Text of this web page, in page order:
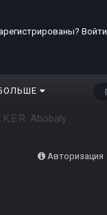
Войти
Abobaly
Авторизация